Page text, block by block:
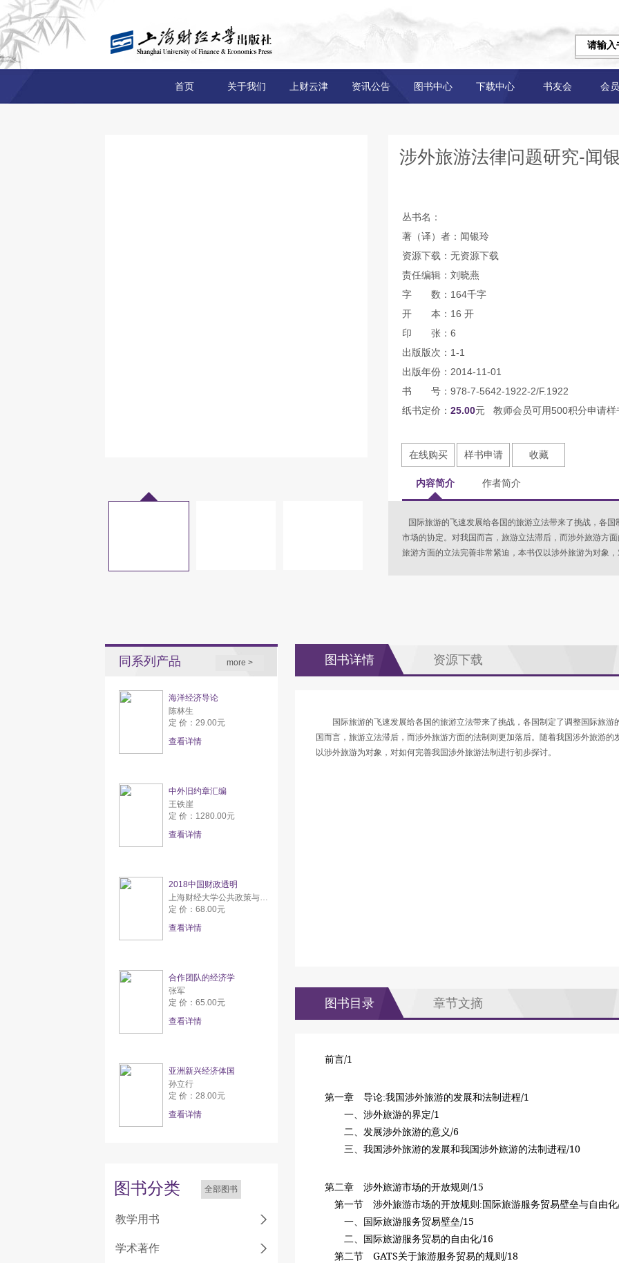
首页 关于我们 上财云津 资讯公告 图书中心 下载中心 书友会 会
涉外旅游法律问题研究-闻
丛书名：
著（译）者：闻银玲
资源下载：无资源下载
责任编辑：刘晓燕
字 数：164千字
开 本：16 开
印 张：6
出版版次：1-1
出版年份：2014-11-01
书 号：978-7-5642-1922-2/F.1922
纸书定价： 25.00元 教师会员可用500积分申请样
在线购买 样书申请 收藏
内容简介 作者简介
国际旅游的飞速发展给各国的旅游立法带来了挑战，各
市场的协定。对我国而言，旅游立法滞后，而涉外旅游方
旅游方面的立法完善非常紧迫，本书仅以涉外旅游为对象
同系列产品 more >
海洋经济导论
陈林生
定 价：29.00元
查看详情
中外旧约章汇编
王铁崖
定 价：1280.00元
查看详情
2018中国财政透明
上海财经大学公共政策与研究中心
定 价：68.00元
查看详情
合作团队的经济学
张军
定 价：65.00元
查看详情
亚洲新兴经济体国
孙立行
定 价：28.00元
查看详情
图书分类 全部图书
教学用书
学术著作
图书详情 资源下载
国际旅游的飞速发展给各国的旅游立法带来了挑战，各国制定了调整国际旅
国而言，旅游立法滞后，而涉外旅游方面的法制则更加落后。随着我国涉外旅游
以涉外旅游为对象，对如何完善我国涉外旅游法制进行初步探讨。
图书目录 章节文摘
前言/1
第一章 导论:我国涉外旅游的发展和法制进程/1
一、涉外旅游的界定/1
二、发展涉外旅游的意义/6
三、我国涉外旅游的发展和我国涉外旅游的法制进程/10
第二章 涉外旅游市场的开放规则 /15
第一节 涉外旅游市场的开放规则 : 国际旅游服务贸易壁垒与自由化
一、国际旅游服务贸易壁垒/15
二、国际旅游服务贸易的自由化/16
第二节 GATS关于旅游服务贸易的规则 /18